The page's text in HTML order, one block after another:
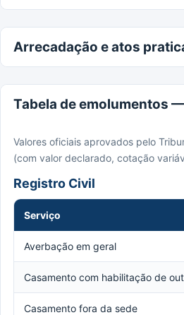
Arrecadação e atos
Tabela de emolumentos
Valores oficiais aprovados pelo
(com valor declarado, cotação
Registro Civil
Serviço
Averbação em geral
Casamento com habilitação de
Casamento fora da sede